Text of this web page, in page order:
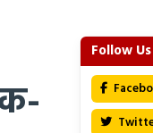
Follow Us